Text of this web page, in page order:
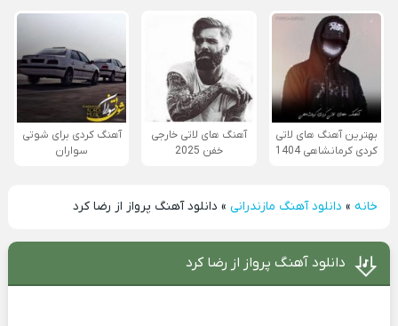
بهترین آهنگ های لاتی
کردی کرمانشاهی 1404
آهنگ های لاتی خارجی
خفن 2025
آهنگ کردی برای شوتی
سواران
خانه» دانلود آهنگ مازندرانی» دانلود آهنگ پرواز از رضا کرد
دانلود آهنگ پرواز از رضا کرد